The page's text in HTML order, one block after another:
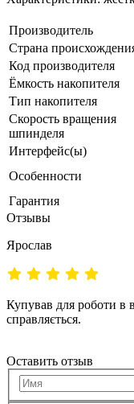
Производитель
Страна
Код производителя
Ёмкость накопителя
Тип накопителя
Скорость вращения
шпинделя
Интерфейс(ы)
Особенности
Гарантия
Отзывы
Ярослав
Купував для роботи в
справляється.
Оставить отзыв